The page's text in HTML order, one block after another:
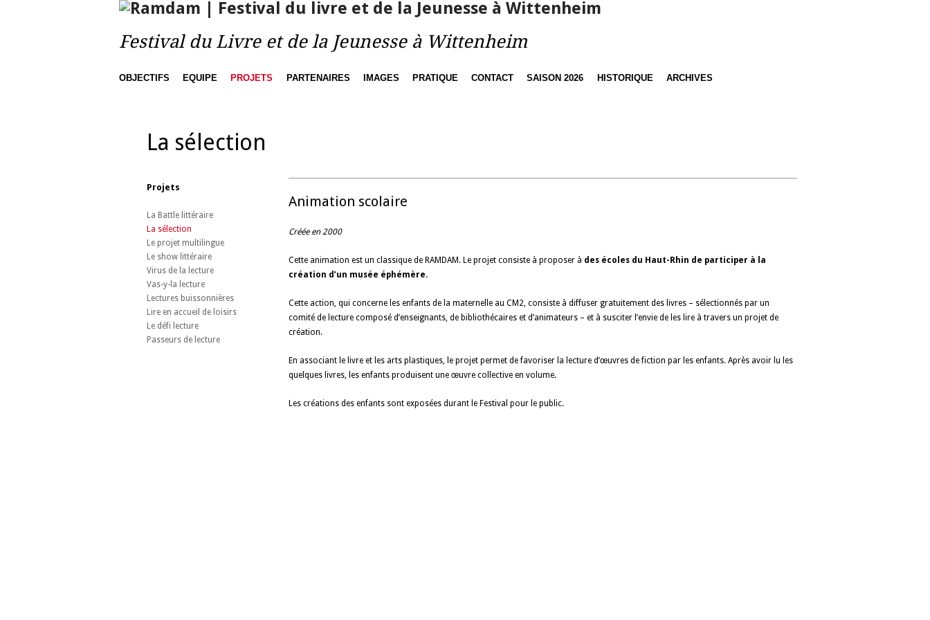
Festival du Livre et de la Jeunesse à Wittenheim
OBJECTIFS EQUIPE PROJETS PARTENAIRES IMAGES PRATIQUE CONTACT SAISON 2026 HISTORIQUE ARCHIVES
La sélection
Animation scolaire
Créée en 2000
Cette animation est un classique de RAMDAM. Le projet consiste à proposer à des écoles du Haut-Rhin de participer à la
création d’un musée éphémère.
Cette action, qui concerne les enfants de la maternelle au CM2, consiste à diffuser gratuitement des livres – sélectionnés par un
comité de lecture composé d’enseignants, de bibliothécaires et d’animateurs – et à susciter l’envie de les lire à travers un projet de
création.
En associant le livre et les arts plastiques, le projet permet de favoriser la lecture d’œuvres de fiction par les enfants. Après avoir lu les
quelques livres, les enfants produisent une œuvre collective en volume.
Les créations des enfants sont exposées durant le Festival pour le public.
Projets
La Battle littéraire
La sélection
Le projet multilingue
Le show littéraire
Virus de la lecture
Vas-y-la lecture
Lectures buissonnières
Lire en accueil de loisirs
Le défi lecture
Passeurs de lecture